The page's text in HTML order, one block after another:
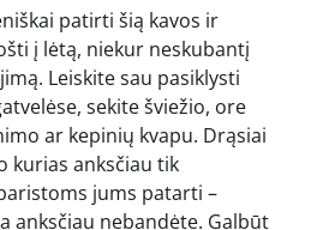
patirti šią kavos ir
į lėtą, niekur neskubantį
Leiskite sau pasiklysti
sekite šviežio, ore
ar kepinių kvapu. Drąsiai
kurias anksčiau tik
jums patarti –
anksčiau nebandėte. Galbūt